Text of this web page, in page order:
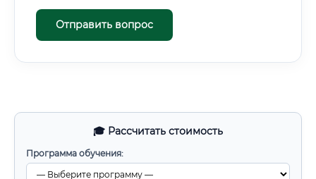
🎓 Рассчитать стоимость
Программа обучения:
Отправить вопрос